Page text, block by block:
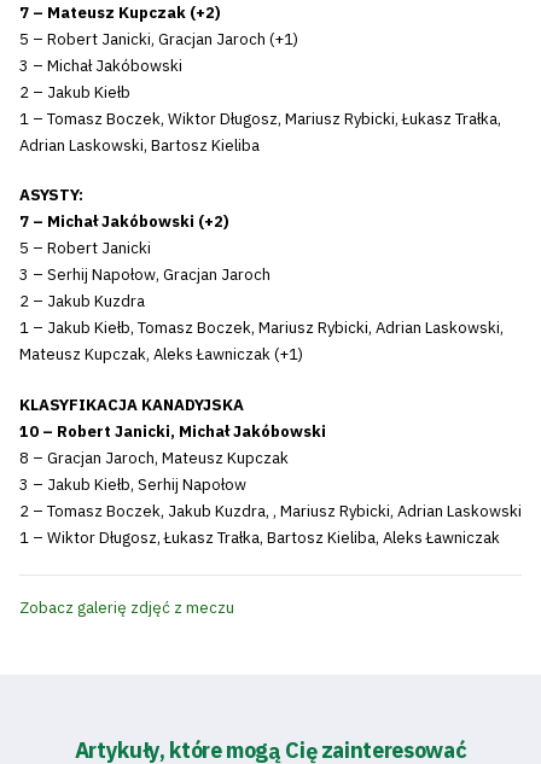
7 – Mateusz Kupczak (+2)
5 – Robert Janicki, Gracjan Jaroch (+1)
3 – Michał Jakóbowski
2 – Jakub Kiełb
1 – Tomasz Boczek, Wiktor Długosz, Mariusz Rybicki, Łukasz Trałka,
Adrian Laskowski, Bartosz Kieliba
ASYSTY:
7 – Michał Jakóbowski (+2)
5 – Robert Janicki
3 – Serhij Napołow, Gracjan Jaroch
2 – Jakub Kuzdra
1 – Jakub Kiełb, Tomasz Boczek, Mariusz Rybicki, Adrian Laskowski,
Mateusz Kupczak, Aleks Ławniczak (+1)
KLASYFIKACJA KANADYJSKA
10 – Robert Janicki, Michał Jakóbowski
8 – Gracjan Jaroch, Mateusz Kupczak
3 – Jakub Kiełb, Serhij Napołow
2 – Tomasz Boczek, Jakub Kuzdra, , Mariusz Rybicki, Adrian Laskowski
1 – Wiktor Długosz, Łukasz Trałka, Bartosz Kieliba, Aleks Ławniczak
Zobacz galerię zdjęć z meczu
Artykuły, które mogą Cię zainteresować